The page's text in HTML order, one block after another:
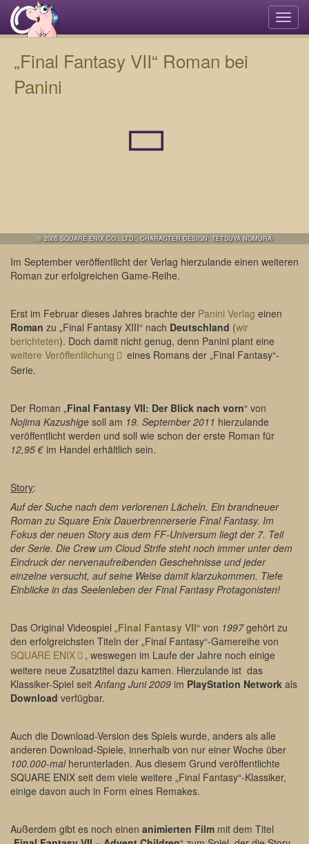
„Final Fantasy VII“ Roman bei
Panini
© 2005 SQUARE ENIX CO., LTD:, CHARACTER DESIGN: TETSUYA NOMURA
Im September veröffentlicht der Verlag hierzulande einen weiteren
Roman zur erfolgreichen Game-Reihe.
Erst im Februar dieses Jahres brachte der Panini Verlag einen
Roman zu „Final Fantasy XIII“ nach Deutschland (wir
berichteten). Doch damit nicht genug, denn Panini plant eine
weitere Veröffentlichung
eines Romans der „Final Fantasy“-
Serie.
Der Roman „Final Fantasy VII: Der Blick nach vorn“ von
Nojima Kazushige soll am 19. September 2011 hierzulande
veröffentlicht werden und soll wie schon der erste Roman für
12,95 € im Handel erhältlich sein.
Story:
Auf der Suche nach dem verlorenen Lächeln. Ein brandneuer
Roman zu Square Enix Dauerbrennerserie Final Fantasy. Im
Fokus der neuen Story aus dem FF-Universum liegt der 7. Teil
der Serie. Die Crew um Cloud Strife steht noch immer unter dem
Eindruck der nervenaufreibenden Geschehnisse und jeder
einzelne versucht, auf seine Weise damit klarzukommen. Tiefe
Einblicke in das Seelenleben der Final Fantasy Protagonisten!
Das Original Videospiel „Final Fantasy VII“ von 1997gehört zu
den erfolgreichsten Titeln der „Final Fantasy“-Gamereihe von
SQUARE ENIX
, weswegen im Laufe der Jahre noch einige
weitere neue Zusatztitel dazu kamen. Hierzulande ist das
Klassiker-Spiel seit Anfang Juni 2009 im PlayStation Network als
Download verfügbar.
Auch die Download-Version des Spiels wurde, anders als alle
anderen Download-Spiele, innerhalb von nur einer Woche über
100.000-malherunterladen. Aus diesem Grund veröffentlichte
SQUARE ENIX seit dem viele weitere „Final Fantasy“-Klassiker,
einige davon auch in Form eines Remakes.
Außerdem gibt es noch einen animierten Film mit dem Titel